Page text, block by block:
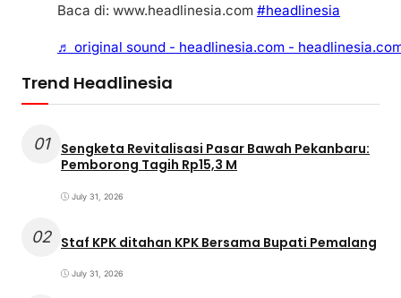
Baca di: www.headlinesia.com #headlinesia
♬ original sound - headlinesia.com -
Trend Headlinesia
01
Sengketa Revitalisasi Pasar Bawah Pekanbaru:
Pemborong Tagih Rp15,3 M
July 31, 2026
02 Staf KPK ditahan KPK Bersama Bupati Pemalang
July 31, 2026